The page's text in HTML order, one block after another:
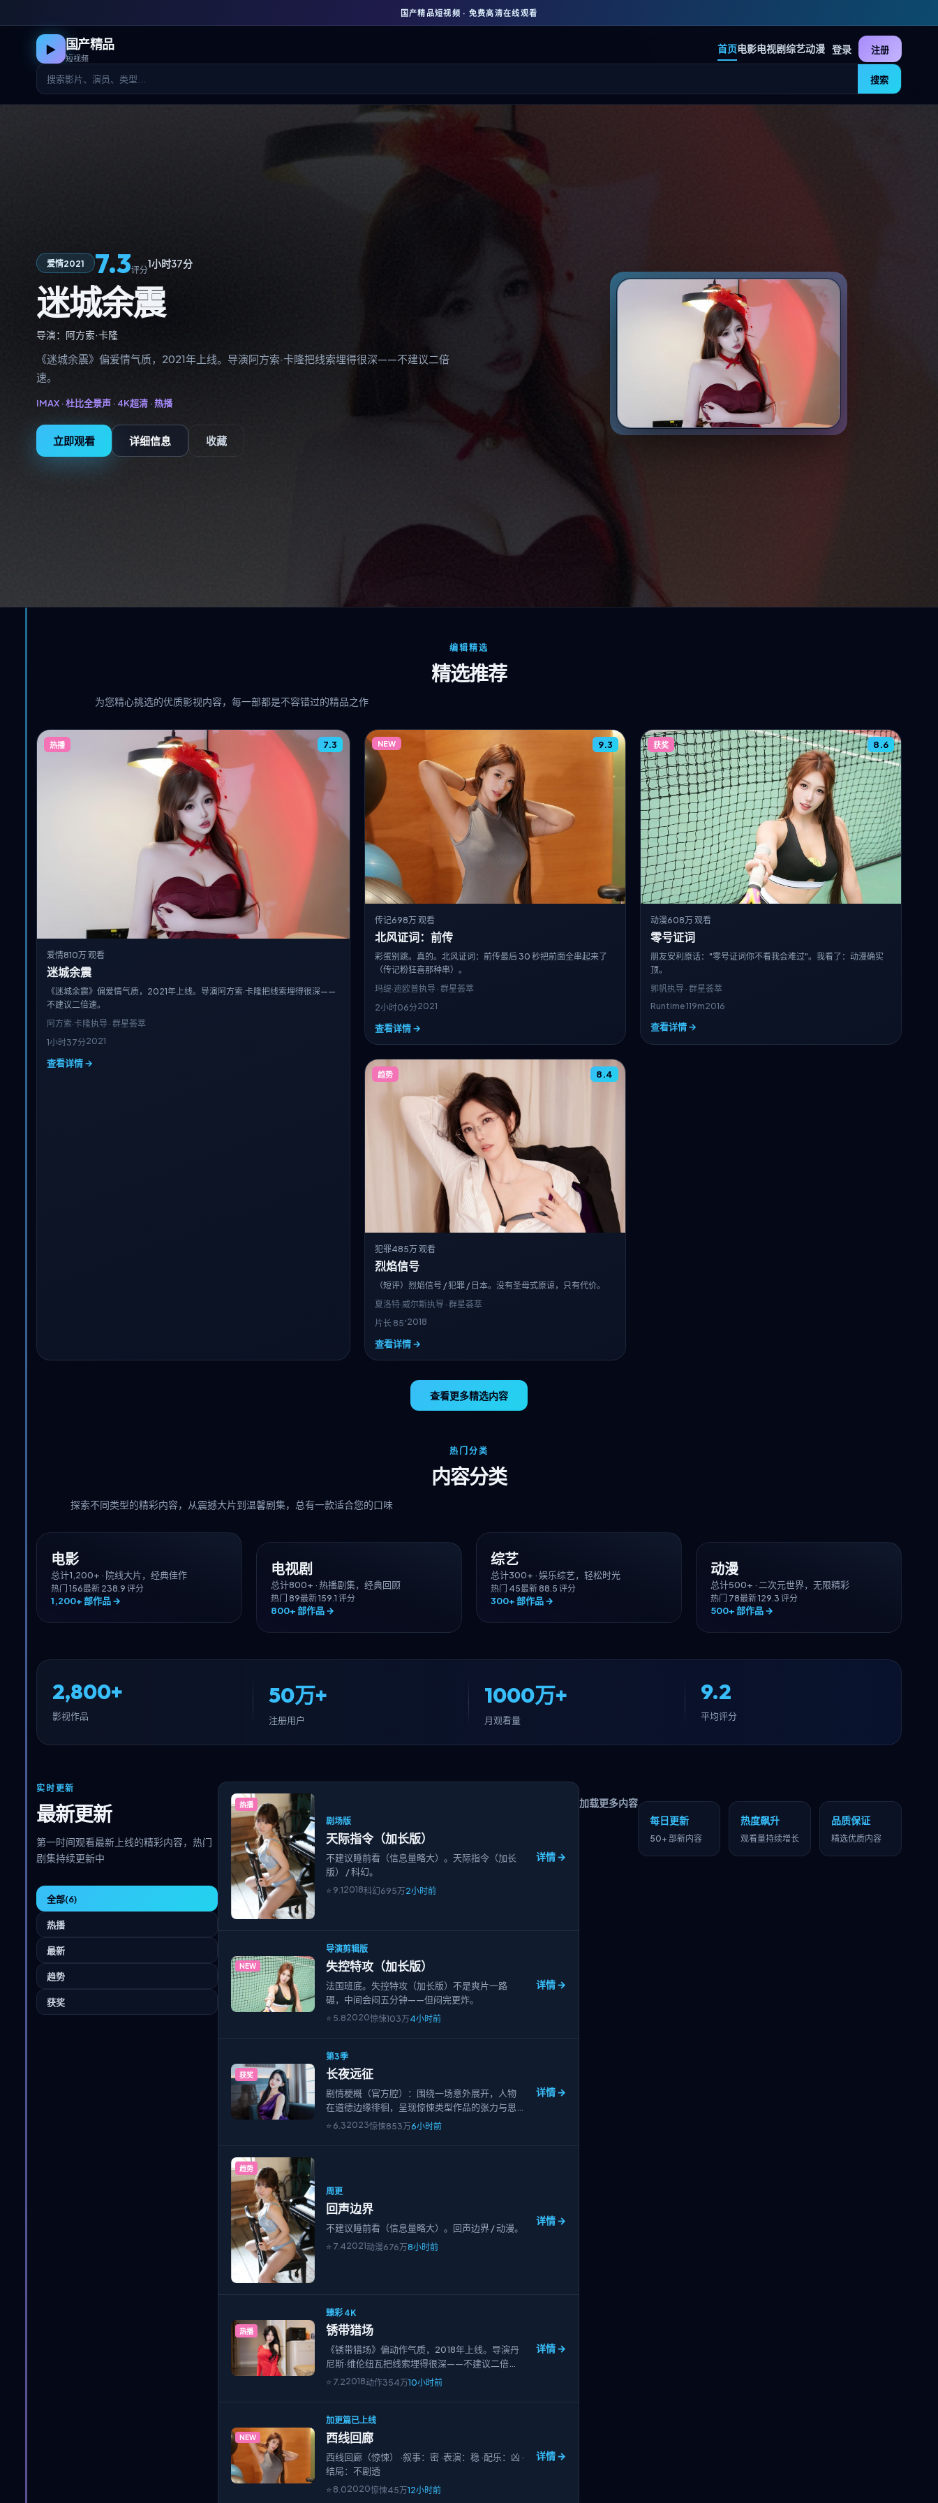
国产精品短视频 · 免费高清在线观看
▶ 国产精品
短视频
首页电影电视剧综艺动漫
搜索
登录 注册
爱情2021 7.3评分
1小时37分
迷城余震
导演： 阿方索·卡隆
《迷城余震》偏爱情气质，2021年上线。导演阿方索·卡隆把线索埋得很深——不建议二倍
速。
IMAX · 杜比全景声 · 4K超清 ·热播
立即观看 详细信息 收藏
编辑精选
精选推荐
为您精心挑选的优质影视内容，每一部都是不容错过的精品之作
热播 7.3
爱情810万 观看
迷城余震
《迷城余震》偏爱情气质，2021年上线。导演阿方索·卡隆把线索埋得很深——
不建议二倍速。
阿方索·卡隆执导 · 群星荟萃
1小时37分2021
查看详情 →
NEW 9.3
传记698万 观看
北风证词：前传
彩蛋别跳。真的。北风证词：前传最后 30 秒把前面全串起来了
（传记粉狂喜那种串）。
玛缇·迪欧普执导 · 群星荟萃
2小时06分2021
查看详情 →
获奖 8.6
动漫608万 观看
零号证词
朋友安利原话："零号证词你不看我会难过"。我看了：动漫确实
顶。
郭帆执导 · 群星荟萃
Runtime 119m2016
查看详情 →
趋势 8.4
犯罪485万 观看
烈焰信号
（短评）烈焰信号 / 犯罪 / 日本。没有圣母式原谅，只有代价。
夏洛特·威尔斯执导 · 群星荟萃
片长 85′2018
查看详情 →
查看更多精选内容
热门分类
内容分类
探索不同类型的精彩内容，从震撼大片到温馨剧集，总有一款适合您的口味
电影
总计1,200+ · 院线大片，经典佳作
热门 156最新 238.9 评分
1,200+部作品 →
电视剧
总计800+ ·热播剧集，经典回顾
热门 89最新159.1 评分
800+部作品 →
综艺
总计300+ ·娱乐综艺，轻松时光
热门 45最新 88.5 评分
300+部作品 →
动漫
总计500+ ·二次元世界，无限精彩
热门 78最新129.3 评分
500+部作品 →
2,800+
影视作品
50万+
注册用户
1000万+
月观看量
9.2
平均评分
实时更新
最新更新
第一时间观看最新上线的精彩内容，热门
剧集持续更新中
全部(6)
热播
最新
趋势
获奖
热播
剧场版
天际指令（加长版）
不建议睡前看（信息量略大）。天际指令（加长
版） / 科幻。
⭐ 9.12018科幻695万2小时前
详情 →
NEW
导演剪辑版
失控特攻（加长版）
法国班底。失控特攻（加长版）不是爽片一路
碾，中间会闷五分钟——但闷完更炸。
⭐ 5.82020惊悚103万4小时前
详情 →
获奖
第3季
长夜远征
剧情梗概（官方腔）：围绕一场意外展开，人物
在道德边缘徘徊，呈现惊悚类型作品的张力与思
考——长夜远征。
⭐ 6.32023惊悚853万6小时前
详情 →
趋势
周更
回声边界
不建议睡前看（信息量略大）。回声边界 / 动漫。
⭐ 7.42021动漫676万8小时前
详情 →
热播
臻彩 4K
锈带猎场
《锈带猎场》偏动作气质，2018年上线。导演丹
尼斯·维伦纽瓦把线索埋得很深——不建议二倍
速。
⭐ 7.22018动作354万10小时前
详情 →
NEW
加更篇已上线
西线回廊
西线回廊（惊悚） ·叙事：密 ·表演：稳 ·配乐：凶 ·
结局：不剧透
⭐ 8.02020惊悚45万12小时前
详情 →
加载更多内容
每日更新
50+ 部新内容
热度飙升
观看量持续增长
品质保证
精选优质内容